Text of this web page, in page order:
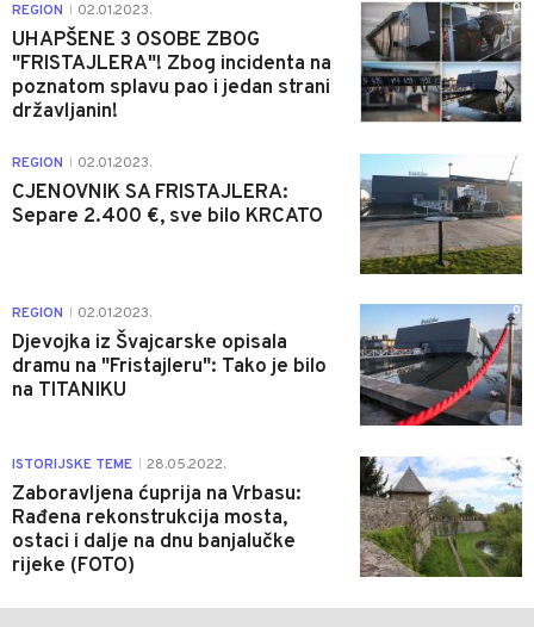
REGION 02.01.2023.
UHAPŠENE 3 OSOBE ZBOG
"FRISTAJLERA"! Zbog incidenta na
poznatom splavu pao i jedan strani
državljanin!
0
REGION 02.01.2023.
CJENOVNIK SA FRISTAJLERA:
Separe 2.400 €, sve bilo KRCATO
0
REGION 02.01.2023.
Djevojka iz Švajcarske opisala
dramu na "Fristajleru": Tako je bilo
na TITANIKU
0
ISTORIJSKE TEME 28.05.2022.
Zaboravljena ćuprija na Vrbasu:
Rađena rekonstrukcija mosta,
ostaci i dalje na dnu banjalučke
rijeke (FOTO)
0